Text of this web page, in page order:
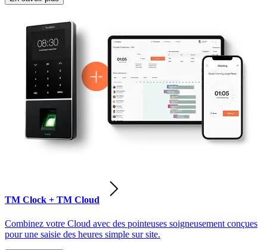
TM Clock + TM Cloud
Combinez votre Cloud avec des pointeuses soigneusement conçues
pour une saisie des heures simple sur site.